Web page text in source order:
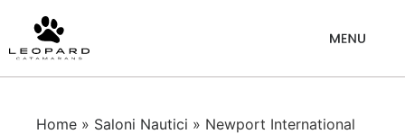
Home » Saloni Nautici » Newport International